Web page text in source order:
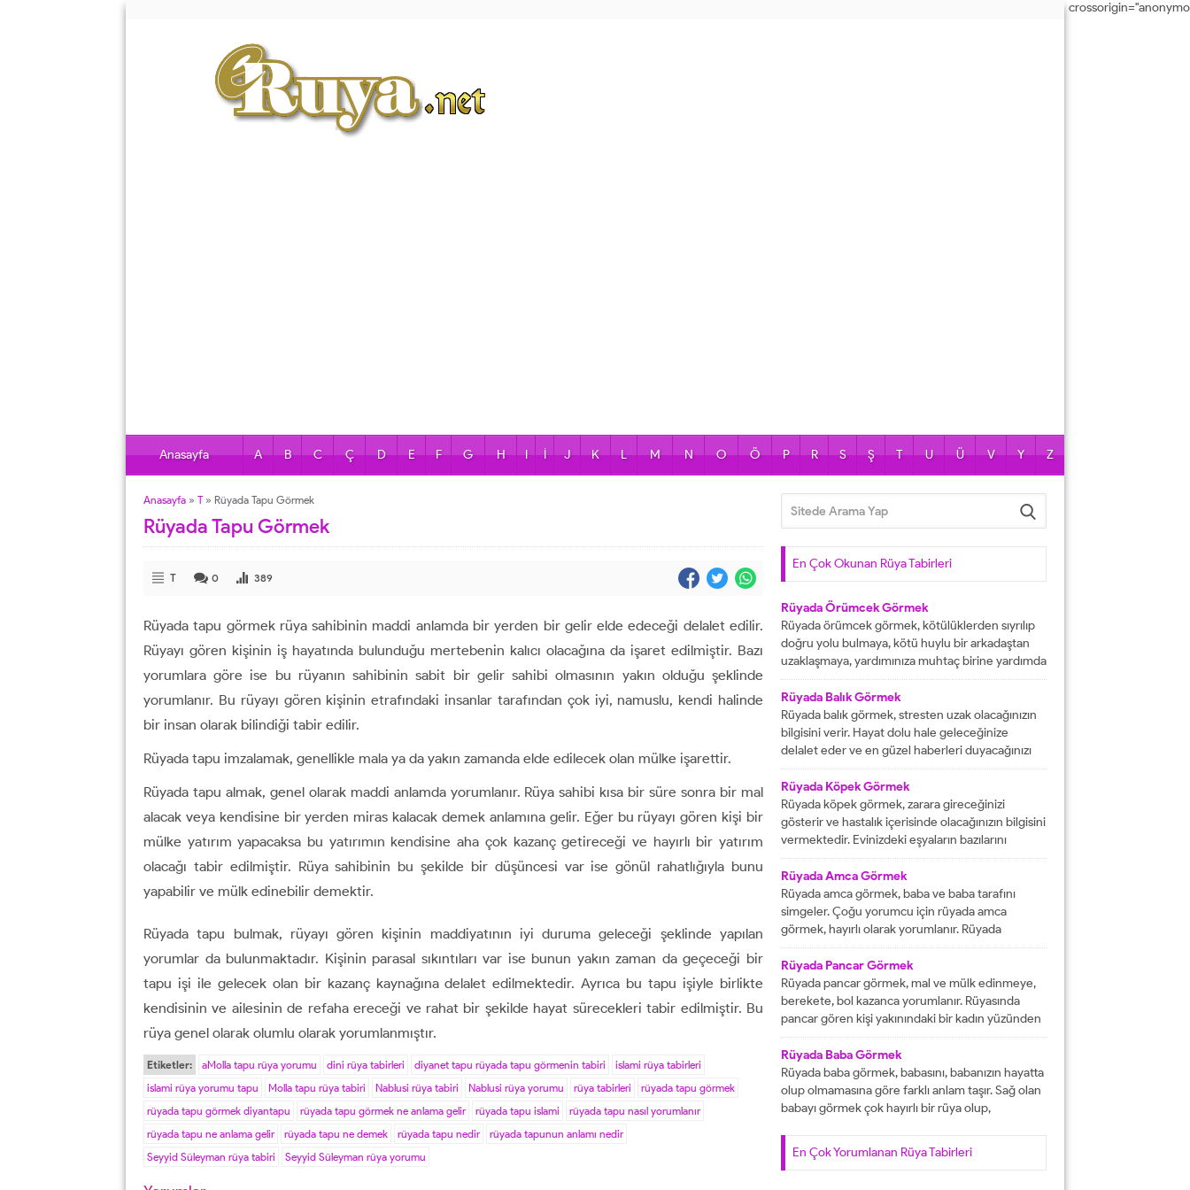
Anasayfa A B C Ç D E F G H I İ J K L M N O Ö P R S Ş T U Ü V Y Z
Anasayfa » T » Rüyada Tapu Görmek
Rüyada Tapu Görmek
T 0 389
Rüyada tapu görmek rüya sahibinin maddi anlamda bir yerden bir gelir elde edeceği delalet edilir.
Rüyayı gören kişinin iş hayatında bulunduğu mertebenin kalıcı olacağına da işaret edilmiştir. Bazı
yorumlara göre ise bu rüyanın sahibinin sabit bir gelir sahibi olmasının yakın olduğu şeklinde
yorumlanır. Bu rüyayı gören kişinin etrafındaki insanlar tarafından çok iyi, namuslu, kendi halinde
bir insan olarak bilindiği tabir edilir.
Rüyada tapu imzalamak, genellikle mala ya da yakın zamanda elde edilecek olan mülke işarettir.
Rüyada tapu almak, genel olarak maddi anlamda yorumlanır. Rüya sahibi kısa bir süre sonra bir mal
alacak veya kendisine bir yerden miras kalacak demek anlamına gelir. Eğer bu rüyayı gören kişi bir
mülke yatırım yapacaksa bu yatırımın kendisine aha çok kazanç getireceği ve hayırlı bir yatırım
olacağı tabir edilmiştir. Rüya sahibinin bu şekilde bir düşüncesi var ise gönül rahatlığıyla bunu
yapabilir ve mülk edinebilir demektir.
Rüyada tapu bulmak, rüyayı gören kişinin maddiyatının iyi duruma geleceği şeklinde yapılan
yorumlar da bulunmaktadır. Kişinin parasal sıkıntıları var ise bunun yakın zaman da geçeceği bir
tapu işi ile gelecek olan bir kazanç kaynağına delalet edilmektedir. Ayrıca bu tapu işiyle birlikte
kendisinin ve ailesinin de refaha ereceği ve rahat bir şekilde hayat sürecekleri tabir edilmiştir. Bu
rüya genel olarak olumlu olarak yorumlanmıştır.
Etiketler: aMolla tapu rüya yorumu dini rüya tabirleri diyanet tapu rüyada tapu görmenin tabiri
islami rüya tabirleri
islami rüya yorumu tapu
Molla tapu rüya tabiri Nablusi rüya tabiri Nablusi rüya yorumu rüya tabirleri
rüyada tapu görmek
rüyada tapu görmek diyantapu
rüyada tapu görmek ne anlama gelir rüyada tapu islami
rüyada tapu nasıl yorumlanır
rüyada tapu ne anlama gelir
rüyada tapu ne demek rüyada tapu nedir
rüyada tapunun anlamı nedir
Seyyid Süleyman rüya tabiri
Seyyid Süleyman rüya yorumu
En Çok Okunan Rüya Tabirleri
Rüyada Örümcek Görmek
Rüyada örümcek görmek, kötülüklerden sıyrılıp
doğru yolu bulmaya, kötü huylu bir arkadaştan
uzaklaşmaya, yardımınıza muhtaç birine yardımda
bulunmaya işarettir. Rüyada örümcekler görmek
yani çok sayıda örümcekler görülmesi kısa
zamanda haneye gelecek bolluk ve berekete,
aile içinden birine gelecek paraya tabir edilir.
Rüyada evde örümcek görmek, düşmanı
tarafından kötülüğe uğramaya, sıkıntılar içine...
Rüyada Balık Görmek
Rüyada balık görmek, stresten uzak olacağınızın
bilgisini verir. Hayat dolu hale geleceğinize
delalet eder ve en güzel haberleri duyacağınızı
göstermektedir. Büyük bir mutluluğa
ulaşacağınıza delalet eder ve kısmetlerinizin
artacak olmasına işaret etmektedir. İşlerinizin
yolunda gideceğini gösterirken, ömür boyu
sürecek olan konforlu bir hayatın varlığına delalet
eder. Ağız tadınızı bozan faktörleri...
Rüyada Köpek Görmek
Rüyada köpek görmek, zarara gireceğinizi
gösterir ve hastalık içerisinde olacağınızın bilgisini
vermektedir. Evinizdeki eşyaların bazılarını
kaybedeceğinize delalet etmektedir. Kuvvetsiz
bir durumun içerisinde kalacağınızın ve rahatsızlık
içerisinde olacağınızın haberini vermektedir.
Bereketsiz dönemlerin içerisinde olacağınızın
bilgisini verir ve kendinizi başarısız
hissedeceğinize işaret olacaktır. Diğer yandan ise
fesatlık yapacak olan kişilerden dolayı başınızın...
Rüyada Amca Görmek
Rüyada amca görmek, baba ve baba tarafını
simgeler. Çoğu yorumcu için rüyada amca
görmek, hayırlı olarak yorumlanır. Rüyada
amcasını gören kişi, kısa süre içerisinde
sorunlarını çözüp, huzura kavuşacak demektir.
Eğer bu rüyayı gören kişinin sağlık sıkıntıları varsa,
bunlar çözüme ulaşacak olarak yorumlanır. İşsiz
olan kişinin bu rüyayı görmesi hayırlı iş
bulacağını...
Rüyada Pancar Görmek
Rüyada pancar görmek, mal ve mülk edinmeye,
berekete, bol kazanca yorumlanır. Rüyasında
pancar gören kişi yakınındaki bir kadın yüzünden
dara düşebilir, acı haber alabilir, başına gelecek
belaya, üzüntüye ve kedere tabir edilebilir. Bekar
birisi rüyasında pancar görürse, yakın zamanda
nişanlanır yada evlenir. Evli birisinin gördüğü
pancar rüyası, eşiyle kavgaya yada ayrılığa...
Rüyada Baba Görmek
Rüyada baba görmek, babasını, babanızın hayatta
olup olmamasına göre farklı anlam taşır. Sağ olan
babayı görmek çok hayırlı bir rüya olup,
hayat veren veren en değerli varlıklar, kişinin
En Çok Yorumlanan Rüya Tabirleri